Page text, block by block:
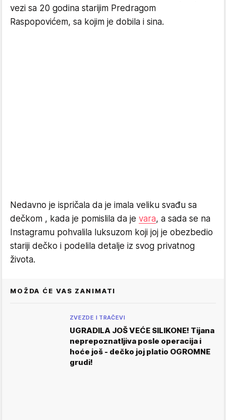
vezi sa 20 godina starijim Predragom
Raspopovićem, sa kojim je dobila i sina.
Nedavno je ispričala da je imala veliku svađu sa
dečkom , kada je pomislila da je vara, a sada se na
Instagramu pohvalila luksuzom koji joj je obezbedio
stariji dečko i podelila detalje iz svog privatnog
života.
MOŽDA ĆE VAS ZANIMATI
ZVEZDE I TRAČEVI
UGRADILA JOŠ VEĆE SILIKONE! Tijana
neprepoznatljiva posle operacija i
hoće još - dečko joj platio OGROMNE
grudi!